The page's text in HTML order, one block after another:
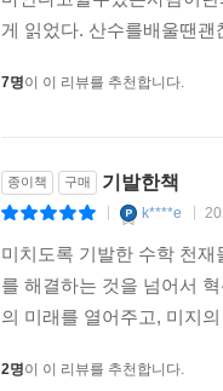
게 읽었다. 산수를배울땐
7명이 이 리뷰를 추천합니다.
종이책 구매 기발한책
k****e
미치도록 기발한 수학 천
를 해결하는 것을 넘어서
의 미래를 열어주고, 미지
2명이 이 리뷰를 추천합니다.